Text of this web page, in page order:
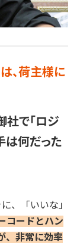
、荷主様に
で「ロジ
は何だった
、「いいな」
コードとハン
、非常に効率